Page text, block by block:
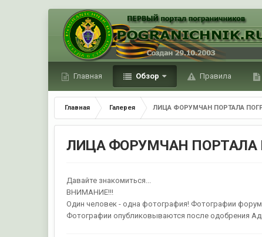
Главная Обзор Правила
Главная Галерея ЛИЦА ФОРУМЧАН ПОРТАЛА
ЛИЦА ФОРУМЧАН ПОРТАЛА
Давайте знакомиться...
ВНИМАНИЕ!!!
Один человек - одна фотография! Фотографии
Фотографии опубликовываются после одобрения